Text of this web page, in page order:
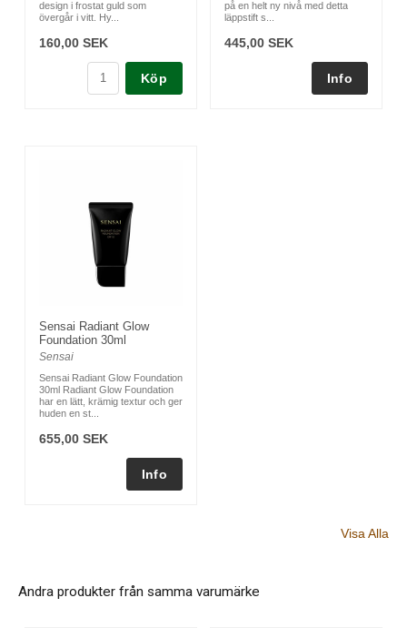
design i frostat guld som
övergår i vitt. Hy...
160,00 SEK
Köp
på en helt ny nivå med detta
läppstift s...
445,00 SEK
Sensai Radiant Glow
Foundation 30ml
Sensai
Sensai Radiant Glow Foundation
30ml Radiant Glow Foundation
har en lätt, krämig textur och ger
huden en st...
655,00 SEK
Visa Alla
Andra produkter från samma varumärke